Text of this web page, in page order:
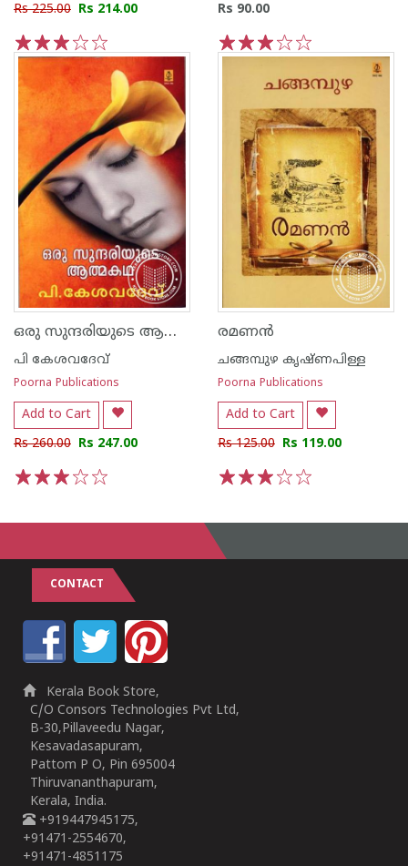
Rs 225.00 Rs 214.00
5
4
3
2
1
Rs 90.00
5
4
3
2
1
ഒരു സുന്ദരിയുടെ ആത്മകഥ
പി കേശവദേവ്‌
Poorna Publications
Add to Cart
Rs 260.00 Rs 247.00
രമണ‌ന്‍
ചങ്ങമ്പുഴ കൃഷ്ണപിള്ള
Poorna Publications
Add to Cart
Rs 125.00 Rs 119.00
CONTACT
Kerala Book Store,
C/O Consors Technologies Pvt Ltd,
B-30,Pillaveedu Nagar,
Kesavadasapuram,
Pattom P O, Pin 695004
Thiruvananthapuram,
Kerala, India.
+919447945175,
+91471-2554670,
+91471-4851175